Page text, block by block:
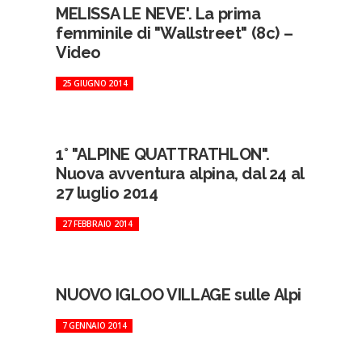
MELISSA LE NEVE'. La prima
femminile di "Wallstreet" (8c) –
Video
25 GIUGNO 2014
1° "ALPINE QUATTRATHLON".
Nuova avventura alpina, dal 24 al
27 luglio 2014
27 FEBBRAIO 2014
NUOVO IGLOO VILLAGE sulle Alpi
7 GENNAIO 2014